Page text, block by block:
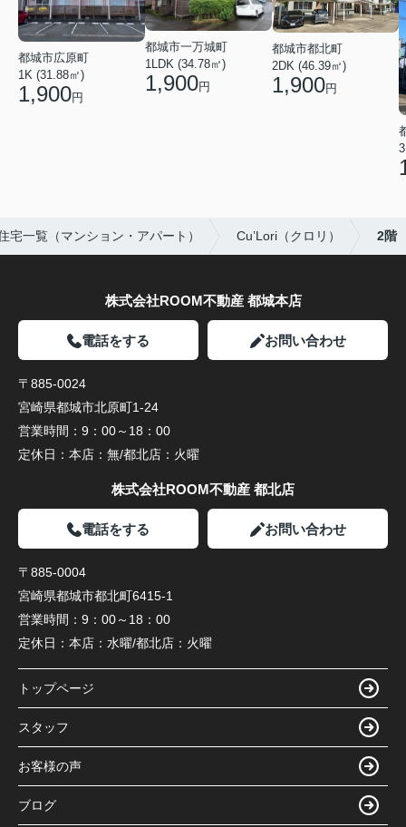
都城市広原町
1K (31.88㎡)
1,900円
都城市一万城町
1LDK (34.78㎡)
1,900円
都城市都北町
2DK (46.39㎡)
1,900円
宅一覧（マンション・アパート） Cu’Lori（クロリ） 2階
株式会社ROOM不動産 都城本店
電話をする お問い合わせ
〒885-0024
宮崎県都城市北原町1-24
営業時間： 9：00～18：00
定休日： 本店：無/都北店：火曜
株式会社ROOM不動産 都北店
電話をする お問い合わせ
〒885-0004
宮崎県都城市都北町6415-1
営業時間： 9：00～18：00
定休日： 本店：水曜/都北店：火曜
トップページ
スタッフ
お客様の声
ブログ